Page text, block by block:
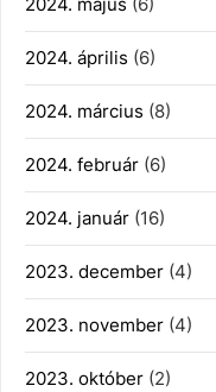
2024. május (6)
2024. április (6)
2024. március (8)
2024. február (6)
2024. január (16)
2023. december (4)
2023. november (4)
2023. október (2)